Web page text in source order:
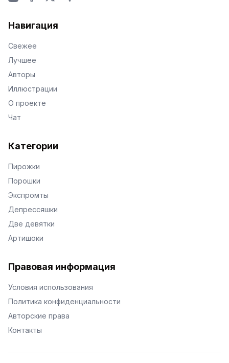
Навигация
Свежее
Лучшее
Авторы
Иллюстрации
О проекте
Чат
Категории
Пирожки
Порошки
Экспромты
Депрессяшки
Две девятки
Артишоки
Правовая информация
Условия использования
Политика конфиденциальности
Авторские права
Контакты